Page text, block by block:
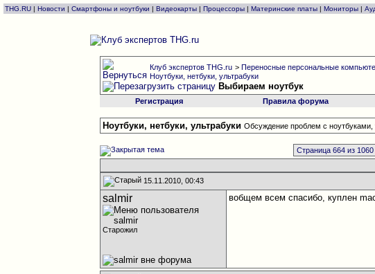
THG.RU | Новости | Смартфоны и ноутбуки | Видеокарты | Процессоры | Материнские платы | Мониторы |
Клуб экспертов THG.ru >Переносные персональные
Ноутбуки, нетбуки, ультрабуки
Выбираем ноутбук
Регистрация Правила форума
Ноутбуки, нетбуки, ультрабуки Обсуждение проблем с
Страница 664 из 1060
15.11.2010, 00:43
salmir
Старожил
вобщем всем спасибо, куплен